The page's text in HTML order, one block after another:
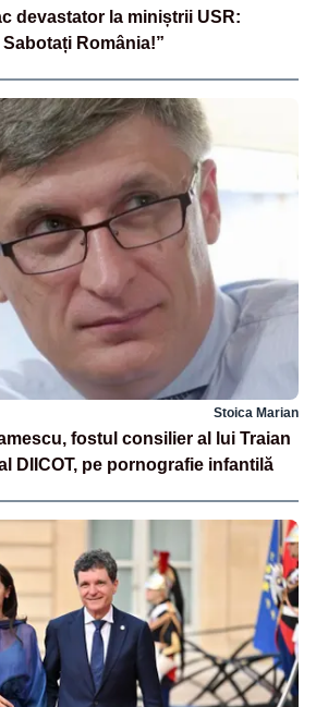
devastator la miniștrii USR:
România!”
Stoica Marian
fostul consilier al lui Traian
DIICOT, pe pornografie infantilă